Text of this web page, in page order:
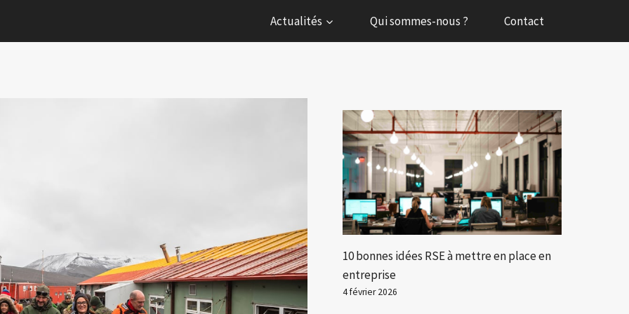
Actualités Qui sommes-nous ? Contact
10 bonnes idées RSE à mettre en place en
entreprise
4 février 2026